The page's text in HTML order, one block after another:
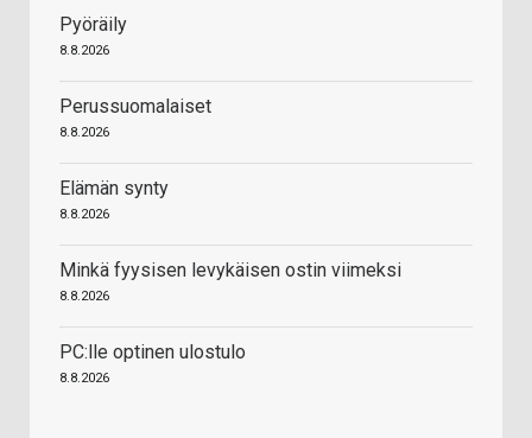
Pyöräily
8.8.2026
Perussuomalaiset
8.8.2026
Elämän synty
8.8.2026
Minkä fyysisen levykäisen ostin viimeksi
8.8.2026
PC:lle optinen ulostulo
8.8.2026